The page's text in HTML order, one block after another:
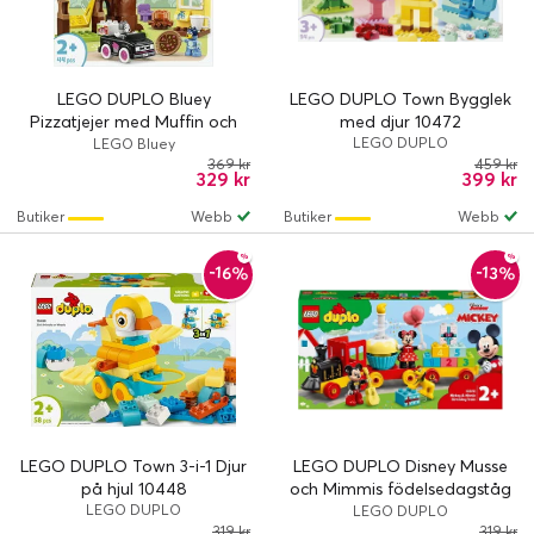
LEGO DUPLO Bluey
Pizzatjejer med Muffin och
Bluey 10469
LEGO Bluey
329 kr
369 kr
Webb
Butiker
LEGO DUPLO Town Bygglek
med djur 10472
LEGO DUPLO
399 kr
459 kr
Webb
Butiker
-16%
LEGO DUPLO Town 3-i-1 Djur
på hjul 10448
LEGO DUPLO
319 kr
-13%
LEGO DUPLO Disney Musse
och Mimmis födelsedagståg
10941
LEGO DUPLO
319 kr